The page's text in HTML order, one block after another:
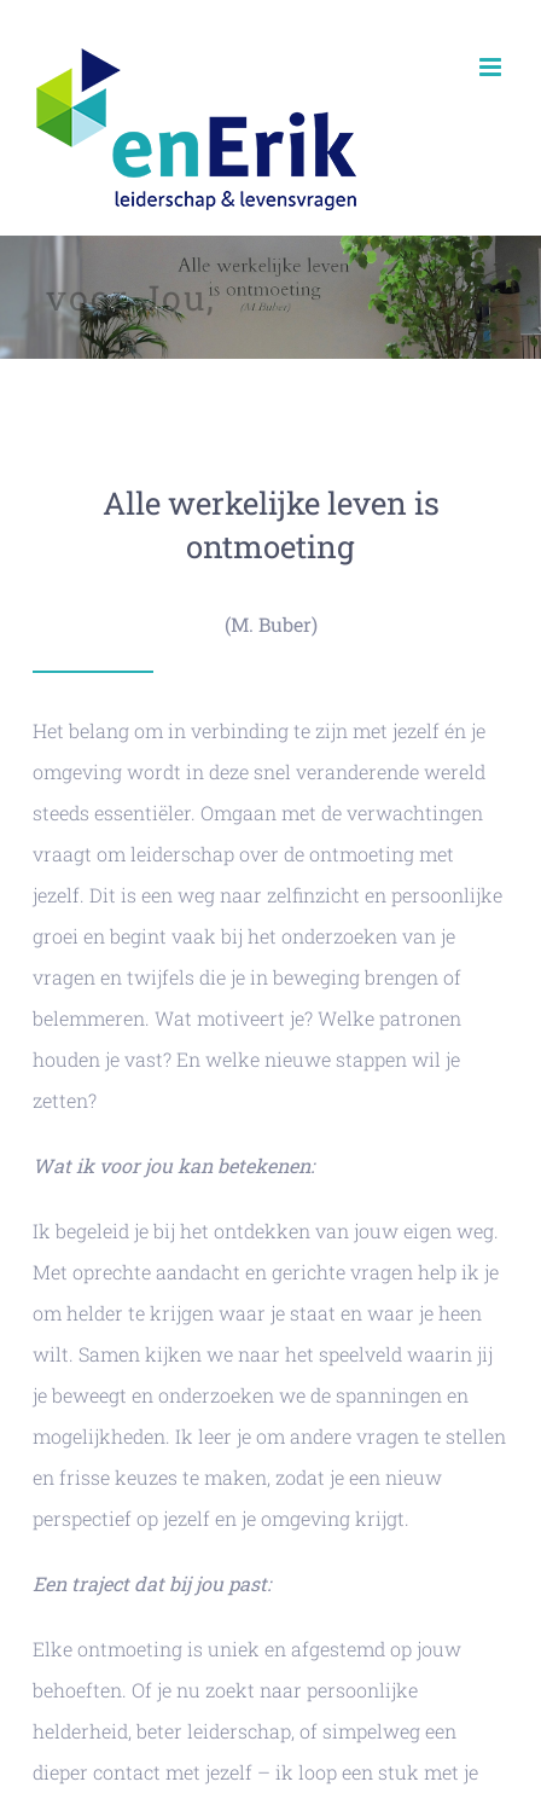
inhoud
voor Jou,
Alle werkelijke leven is
ontmoeting
(M. Buber)
Het belang om in verbinding te zijn met jezelf én je
omgeving wordt in deze snel veranderende wereld
steeds essentiëler. Omgaan met de verwachtingen
vraagt om leiderschap over de ontmoeting met
jezelf. Dit is een weg naar zelfinzicht en persoonlijke
groei en begint vaak bij het onderzoeken van je
vragen en twijfels die je in beweging brengen of
belemmeren. Wat motiveert je? Welke patronen
houden je vast? En welke nieuwe stappen wil je
zetten?
Wat ik voor jou kan betekenen:
Ik begeleid je bij het ontdekken van jouw eigen weg.
Met oprechte aandacht en gerichte vragen help ik je
om helder te krijgen waar je staat en waar je heen
wilt. Samen kijken we naar het speelveld waarin jij
je beweegt en onderzoeken we de spanningen en
mogelijkheden. Ik leer je om andere vragen te stellen
en frisse keuzes te maken, zodat je een nieuw
perspectief op jezelf en je omgeving krijgt.
Een traject dat bij jou past:
Elke ontmoeting is uniek en afgestemd op jouw
behoeften. Of je nu zoekt naar persoonlijke
helderheid, beter leiderschap, of simpelweg een
dieper contact met jezelf – ik loop een stuk met je